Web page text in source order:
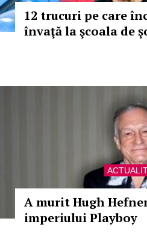
12 trucuri pe care
învaţă la şcoala de
A murit Hugh
imperiului Playboy